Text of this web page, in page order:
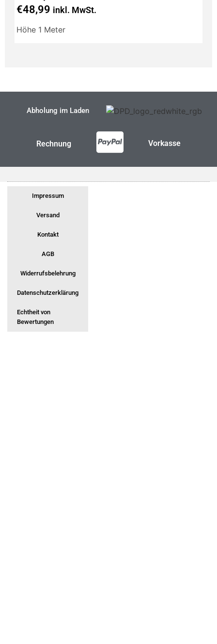
€48,99 inkl. MwSt.
Höhe 1 Meter
Abholung im Laden
Rechnung Vorkasse
Impressum
Versand
Kontakt
AGB
Widerrufsbelehrung
Datenschutzerklärung
Echtheit von
Bewertungen